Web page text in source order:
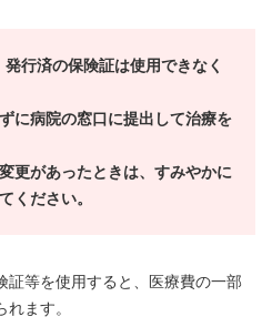
行済の保険証は使用できなく
に病院の窓口に提出して治療を
更があったときは、すみやかに
ください。
証等を使用すると、医療費の一部
ます。